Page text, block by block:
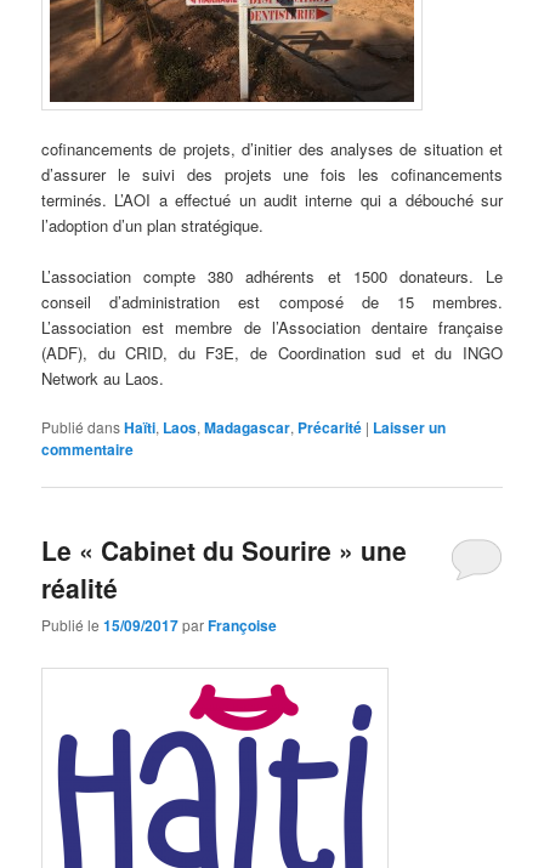
cofinancements de projets, d’initier des analyses de situation et
d’assurer le suivi des projets une fois les cofinancements
terminés. L’AOI a effectué un audit interne qui a débouché sur
l’adoption d’un plan stratégique.
L’association compte 380 adhérents et 1500 donateurs. Le
conseil d’administration est composé de 15 membres.
L’association est membre de l’Association dentaire française
(ADF), du CRID, du F3E, de Coordination sud et du INGO
Network au Laos.
Publié dansHaïti, Laos,Madagascar, Précarité | Laisser un
commentaire
Le « Cabinet du Sourire » une
réalité
Publié le15/09/2017parFrançoise